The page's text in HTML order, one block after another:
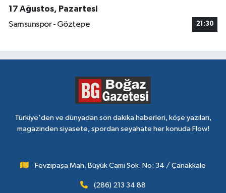
17 Ağustos, Pazartesi
Samsunspor - Göztepe
21:30
Türkiye'den ve dünyadan son dakika haberleri, köşe yazıları,
magazinden siyasete, spordan seyahate her konuda Flow!
Fevzipaşa Mah. Büyük Cami Sok. No: 34 / Çanakkale
(286) 213 34 88